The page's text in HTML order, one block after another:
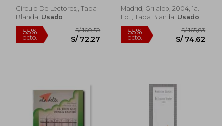
55%
dcto. S/ 68,10
55%
dcto. S/
Círculo De Lectores,, Tapa
Blanda, Usado
Madrid, Grijalbo, 2004, 1a.
Ed.,, Tapa Blanda, Usado